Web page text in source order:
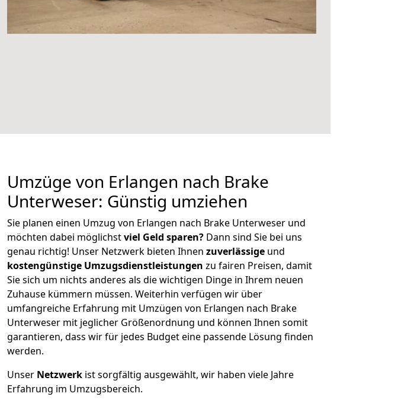
Umzüge von Erlangen nach Brake
Unterweser: Günstig umziehen
Sie planen einen Umzug von Erlangen nach Brake Unterweser und
möchten dabei möglichstviel Geld sparen? Dann sind Sie bei uns
genau richtig! Unser Netzwerk bieten Ihnen zuverlässige und
kostengünstige Umzugsdienstleistungen zu fairen Preisen, damit
Sie sich um nichts anderes als die wichtigen Dinge in Ihrem neuen
Zuhause kümmern müssen. Weiterhin verfügen wir über
umfangreiche Erfahrung mit Umzügen von Erlangen nach Brake
Unterweser mit jeglicher Größenordnung und können Ihnen somit
garantieren, dass wir für jedes Budget eine passende Lösung finden
werden.
Unser Netzwerk ist sorgfältig ausgewählt, wir haben viele Jahre
Erfahrung im Umzugsbereich.